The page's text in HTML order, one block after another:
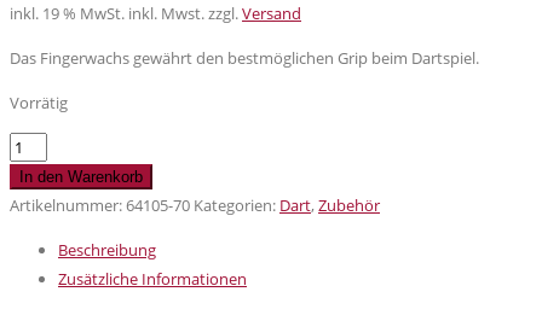
inkl. 19 % MwSt. inkl. Mwst. zzgl.Versand
Das Fingerwachs gewährt den bestmöglichen Grip beim Dartspiel.
Vorrätig
Bull
´s
Finger
In den Warenkorb
Artikelnummer:64105-70 Kategorien: Dart,Zubehör
Beschreibung
Zusätzliche Informationen